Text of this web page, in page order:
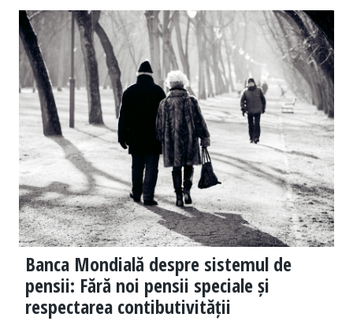
Banca Mondială despre sistemul de
pensii: Fără noi pensii speciale și
respectarea contibutivității